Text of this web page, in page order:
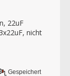
22uF
nicht
Gespeichert